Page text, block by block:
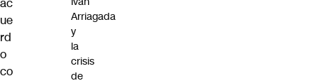
ue
rd
o
co
Arriagada
y
la
crisis
de